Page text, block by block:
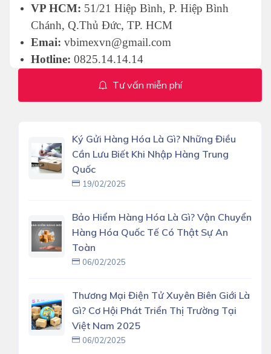
VP HCM: 51/21 Hiệp Bình, P. Hiệp Bình
Chánh, Q.Thủ Đức, TP. HCM
Emai: vbimexvn@gmail.com
Hotline: 0825.14.14.14
Tư vấn miễn phí
Ký Gửi Hàng Hóa Là Gì? Những Điều
Cần Lưu Biết Khi Nhập Hàng Trung
Quốc
19/02/2025
Bảo Hiểm Hàng Hóa Là Gì? Vận Chuyển
Hàng Hóa Quốc Tế Có Thật Sự An
Toàn
06/02/2025
Thương Mại Điện Tử Xuyên Biên Giới Là
Gì? Cơ Hội Phát Triển Thị Trường Tại
Việt Nam 2025
06/02/2025